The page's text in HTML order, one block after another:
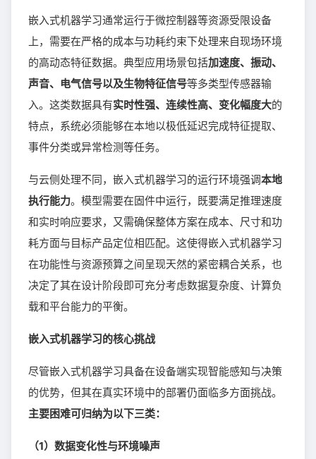
嵌入式机器学习通常运行于微控制器等资源受限设备
上，需要在严格的成本与功耗约束下处理来自现场环境
的高动态特征数据。典型应用场景包括加速度、振动、
声音、电气信号以及生物特征信号等多类型传感器输
入。这类数据具有实时性强、连续性高、变化幅度大的
特点，系统必须能够在本地以极低延迟完成特征提取、
事件分类或异常检测等任务。
与云侧处理不同，嵌入式机器学习的运行环境强调本地
执行能力。模型需要在固件中运行，既要满足推理速度
和实时响应要求，又需确保整体方案在成本、尺寸和功
耗方面与目标产品定位相匹配。这使得嵌入式机器学习
在功能性与资源预算之间呈现天然的紧密耦合关系，也
决定了其在设计阶段即可充分考虑数据复杂度、计算负
载和平台能力的平衡。
嵌入式机器学习的核心挑战
尽管嵌入式机器学习具备在设备端实现智能感知与决策
的优势，但其在真实环境中的部署仍面临多方面挑战。
主要困难可归纳为以下三类：
（1）数据变化性与环境噪声